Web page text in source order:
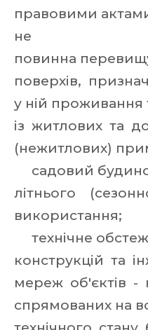
правовими
не
повинна
поверхів,
у ній проживання
із житлових та
(нежитлових)
садовий
літнього
використання;
технічне
конструкцій та
мереж об'єктів -
спрямованих на